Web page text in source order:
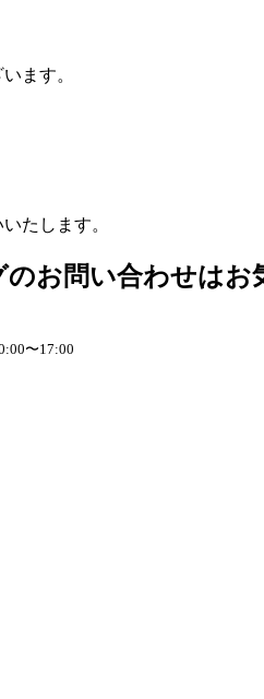
ます。
たします。
お問い合わせはお
〜17:00